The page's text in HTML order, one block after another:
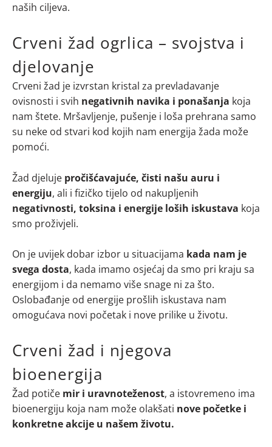
naših ciljeva.
Crveni žad ogrlica – svojstva i
djelovanje
Crveni žad je izvrstan kristal za prevladavanje
ovisnosti i svih negativnih navika i ponašanja koja
nam štete. Mršavljenje, pušenje i loša prehrana samo
su neke od stvari kod kojih nam energija žada može
pomoći.
Žad djeluje pročišćavajuće, čisti našu auru i
energiju, ali i fizičko tijelo od nakupljenih
negativnosti, toksina i energije loših iskustava koja
smo proživjeli.
On je uvijek dobar izbor u situacijama kada nam je
svega dosta, kada imamo osjećaj da smo pri kraju sa
energijom i da nemamo više snage ni za što.
Oslobađanje od energije prošlih iskustava nam
omogućava novi početak i nove prilike u životu.
Crveni žad i njegova
bioenergija
Žad potiče mir i uravnoteženost, a istovremeno ima
bioenergiju koja nam može olakšati nove početke i
konkretne akcije u našem životu.